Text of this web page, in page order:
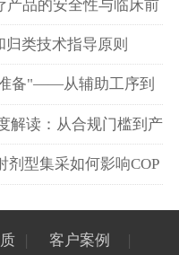
产品的安全性与临床前
类技术指导原则
备"——从辅助工序到
解读：从合规门槛到产
剂型集采如何影响COP
| 客户案例 |